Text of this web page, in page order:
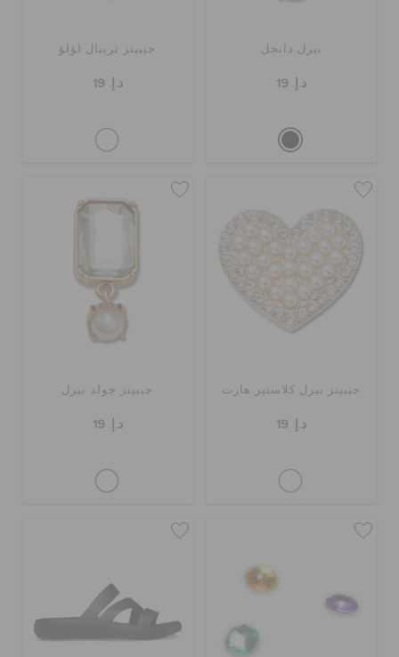
بيرل دانجل
د.إ. 19
جيبيتز ثريبال لؤلؤ
د.إ. 19
جيبيتز بيرل كلاستير هارت
د.إ. 19
جيبيتز جولد بيرل
د.إ. 19